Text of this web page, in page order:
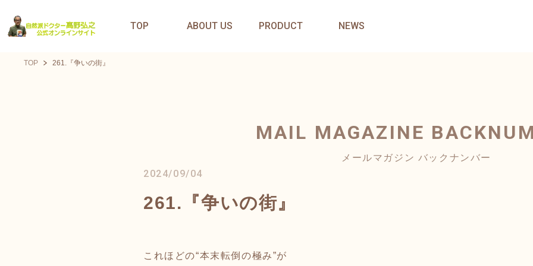
TOP ABOUT US PRODUCT NEWS
TOP 261.『争いの街』
MAIL MAGAZINE
メールマガジン バックナンバー
2024/09/04
261.『争いの街』
これほどの“本末転倒の極み”が